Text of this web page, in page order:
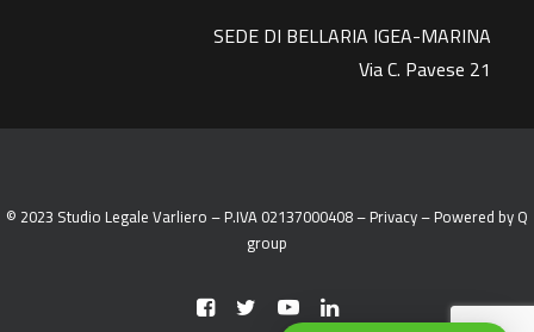
SEDE DI BELLARIA IGEA-MARINA
Via C. Pavese 21
© 2023 Studio Legale Varliero – P.IVA 02137000408 –Privacy– Powered byQ
group